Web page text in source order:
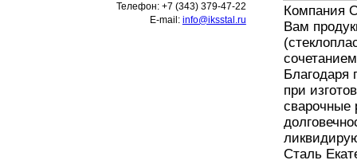
Телефон: +7 (343) 379-47-22
E-mail: info@iksstal.ru
Компания
Вам
при
сварочные
Сталь